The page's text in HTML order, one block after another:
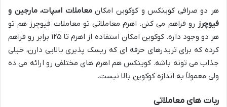
هر دو صرافی کوینکس و کوکوین امکانمعاملات اسپات، مارجین و
فیوچرز رو فراهم می کنن. اهرم معاملاتی تو معاملات فیوچرز هم تو
هر دو وجود داره. کوکوین امکان استفاده از اهرم تا ۱۲۵ برابر رو فراهم
کرده که برای تریدرهای حرفه ای که ریسک پذیری بالایی دارن، خیلی
جذاب می تونه باشه. کوینکس هم اهرم های مختلفی رو ارائه می ده
ولی معمولاً به اندازه کوکوین بالا نیست.
ربات های معاملاتی